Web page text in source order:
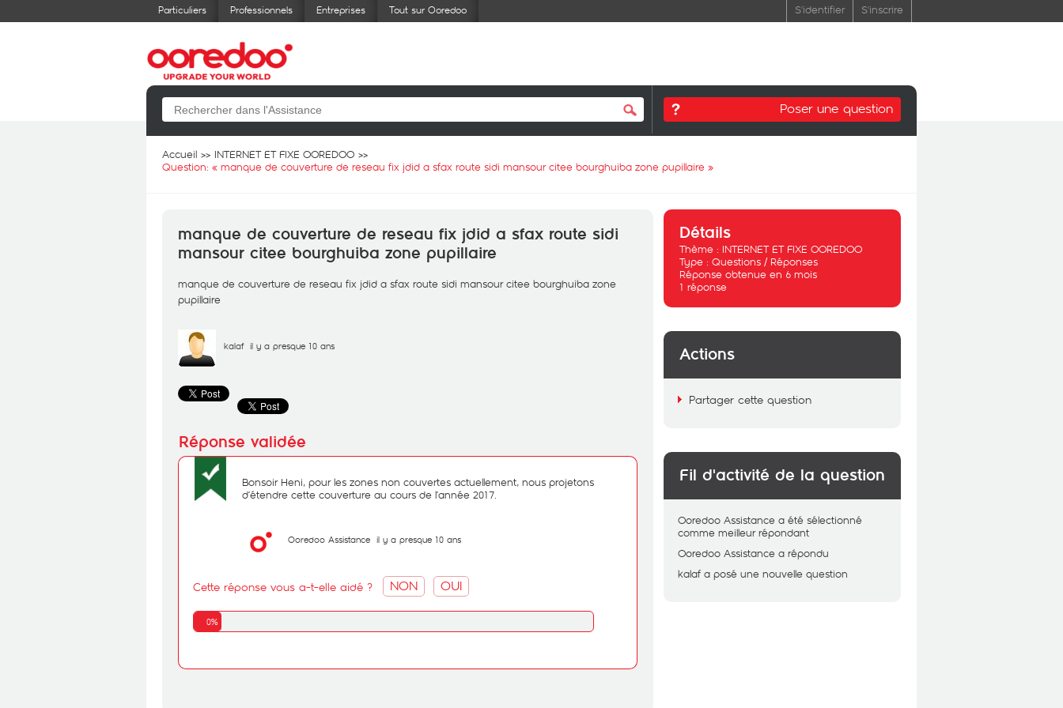
Particuliers Professionnels Entreprises Tout sur Ooredoo S'identifier S'inscrire
Poser une question
Accueil
INTERNET ET FIXE OOREDOO
Question: « manque de couverture de reseau fix jdid a sfax route sidi mansour citee bourghuiba zone pupillaire »
manque de couverture de reseau fix jdid a sfax route sidi
mansour citee bourghuiba zone pupillaire
manque de couverture de reseau fix jdid a sfax route sidi mansour citee bourghuiba zone
pupillaire
kalaf il y a presque 10 ans
Bonsoir Heni, pour les zones non couvertes actuellement, nous projetons
d’étendre cette couverture au cours de l’année 2017.
Ooredoo Assistance il y a presque 10 ans
Cette réponse vous a-t-elle aidé ? NON OUI
0%
Détails
Thème : INTERNET ET FIXE OOREDOO
Type : Questions / Réponses
Réponse obtenue en 6 mois
1 réponse
Actions
Partager cette question
Fil d'activité de la question
Ooredoo Assistance a été sélectionné
comme meilleur répondant
Ooredoo Assistance a répondu
kalaf a posé une nouvelle question